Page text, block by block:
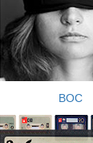
ВОС